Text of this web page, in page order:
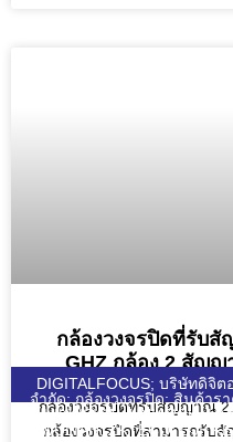
DIGITALFOCUS; บริษัทดิจิต
จำกัด; กล้องวงจรปิด; สินค้าร
HIKVISION; UNIARCH;
WULIAN; ZKTECO; DJI;
กล้องวงจรปิดที่รับสั
GHZ กล้อง 2 สัญ
กล้องวงจรปิดที่รับสัญญาณ
กล้องวงจรปิดที่สามารถรับ